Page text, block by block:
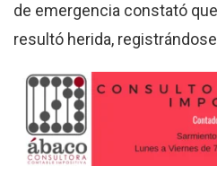
de emergencia constató
resultó herida,